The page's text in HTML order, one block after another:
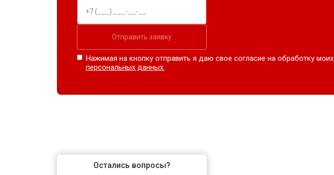
Отправить заявку
Нажимая на кнопку отправить я даю свое согласие на обработку моих
персональных данных.
Остались вопросы?